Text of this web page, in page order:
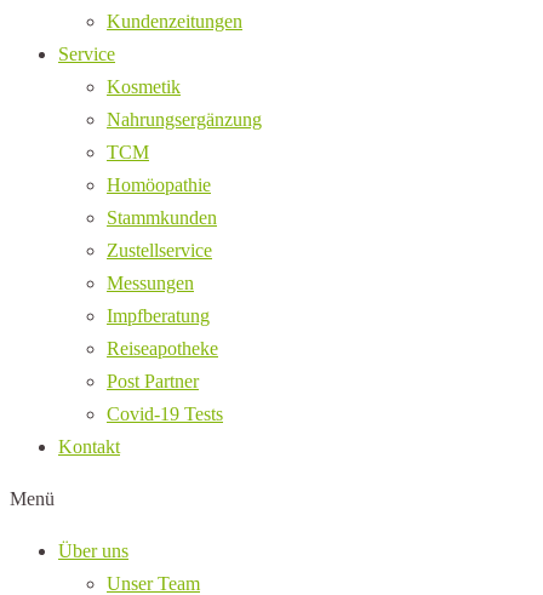
Kundenzeitungen
Service
Kosmetik
Nahrungsergänzung
TCM
Homöopathie
Stammkunden
Zustellservice
Messungen
Impfberatung
Reiseapotheke
Post Partner
Covid-19 Tests
Kontakt
Menü
Über uns
Unser Team